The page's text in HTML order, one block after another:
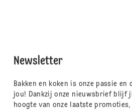
Newsletter
Bakken en koken is onze passie en
jou! Dankzij onze nieuwsbrief blijf
hoogte van onze laatste